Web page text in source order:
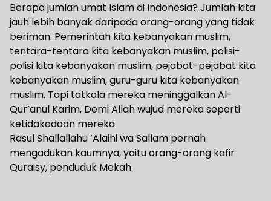
Berapa jumlah umat Islam di Indonesia? Jumlah kita
jauh lebih banyak daripada orang-orang yang tidak
beriman. Pemerintah kita kebanyakan muslim,
tentara-tentara kita kebanyakan muslim, polisi-
polisi kita kebanyakan muslim, pejabat-pejabat kita
kebanyakan muslim, guru-guru kita kebanyakan
muslim. Tapi tatkala mereka meninggalkan Al-
Qur’anul Karim, Demi Allah wujud mereka seperti
ketidakadaan mereka.
Rasul Shallallahu ‘Alaihi wa Sallam pernah
mengadukan kaumnya, yaitu orang-orang kafir
Quraisy, penduduk Mekah.